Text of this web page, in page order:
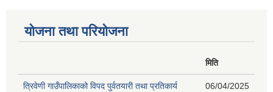
योजना तथा परियोजना
मिति
त्रिवेणी गाउँपालिकाको विपद पुर्वतयारी तथा प्रतिकार्य
06/04/2025